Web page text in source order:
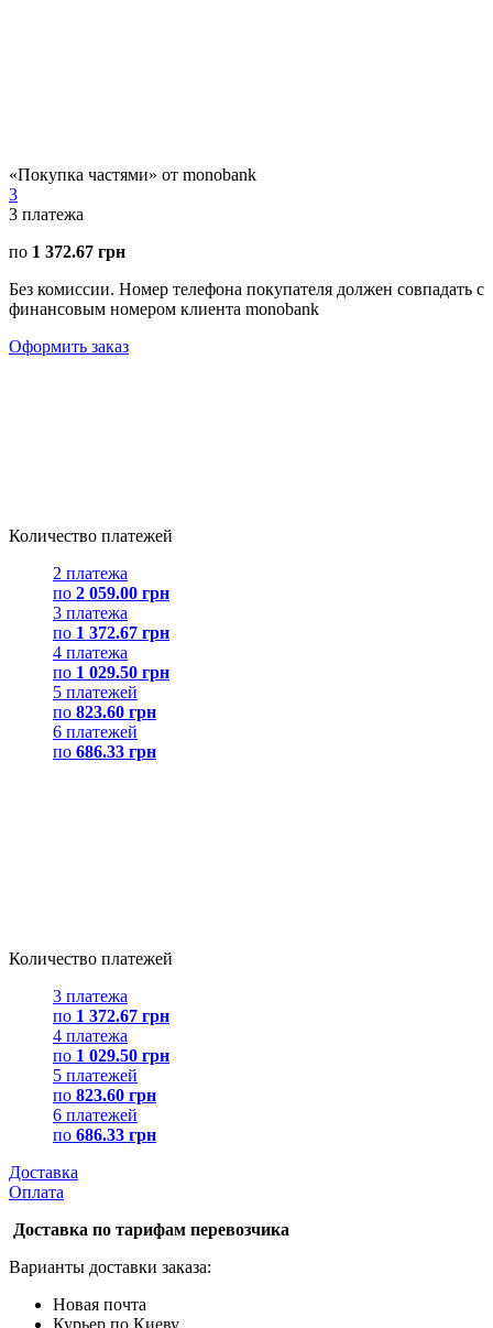
«Покупка частями» от monobank
3
3 платежа
по 1 372.67 грн
Без комиссии. Номер телефона покупателя должен совпадать с
финансовым номером клиента monobank
Оформить заказ
Количество платежей
2 платежа
по 2 059.00 грн
3 платежа
по 1 372.67 грн
4 платежа
по 1 029.50 грн
5 платежей
по 823.60 грн
6 платежей
по 686.33 грн
Количество платежей
3 платежа
по 1 372.67 грн
4 платежа
по 1 029.50 грн
5 платежей
по 823.60 грн
6 платежей
по 686.33 грн
Доставка
Оплата
Доставка по тарифам перевозчика
Варианты доставки заказа:
Новая почта
Курьер по Киеву